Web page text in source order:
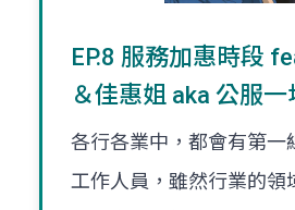
EP.8 服務加惠時段
＆佳惠姐 aka 公服一
各行各業中，都會有第一
工作人員，雖然行業的領